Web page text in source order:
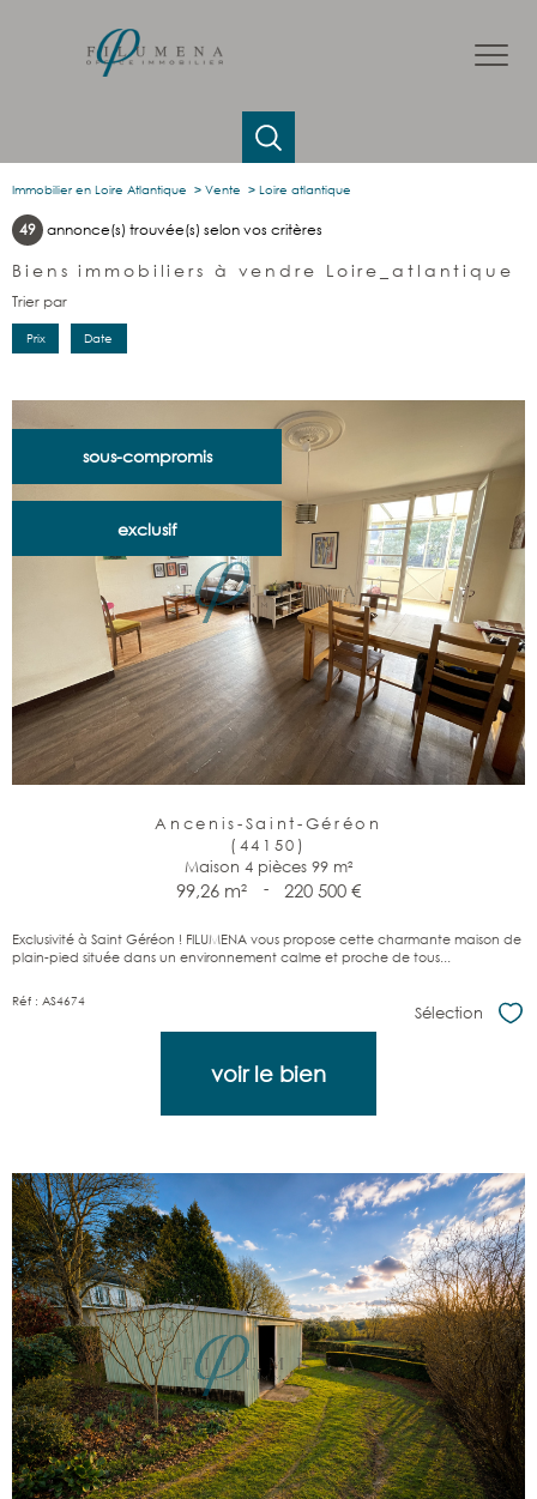
Immobilier en Loire Atlantique Vente Loire atlantique
49 annonce(s) trouvée(s) selon vos critères
Biens immobiliers à vendre Loire_atlantique
Trier par
Prix Date
sous-compromis
exclusif
Ancenis-Saint-Géréon
(44150)
Maison 4 pièces 99 m²
99,26 m² - 220 500 €
Exclusivité à Saint Géréon ! FILUMENA vous propose cette charmante maison de
plain-pied située dans un environnement calme et proche de tous...
Réf : AS4674
Sélection
voir le bien